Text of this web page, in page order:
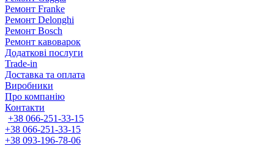
Ремонт Franke
Ремонт Delonghi
Ремонт Bosch
Ремонт кавоварок
Додаткові послуги
Trade-in
Доставка та оплата
Виробники
Про компанію
Контакти
+38 066-251-33-15
+38 066-251-33-15
+38 093-196-78-06